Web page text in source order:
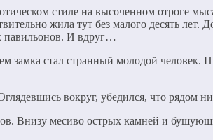
стиле на высоченном отроге
жила тут без малого десять лет.
павильонов. И вдруг…
замка стал странный молодой человек.
вокруг, убедился, что рядом
Внизу месиво острых камней и